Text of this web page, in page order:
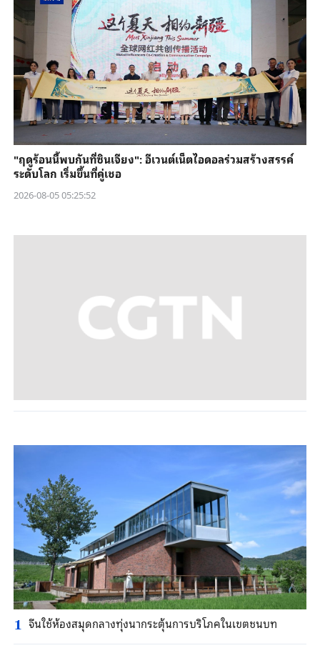
"ฤดูร้อนนี้พบกันที่ซินเจียง": อีเวนต์เน็ตไอดอลร่วมสร้างสรรค์
ระดับโลก เริ่มขึ้นที่คู่เชอ
2026-08-05 05:25:52
1 จีนใช้ห้องสมุดกลางทุ่งนากระตุ้นการบริโภคในเขตชนบท